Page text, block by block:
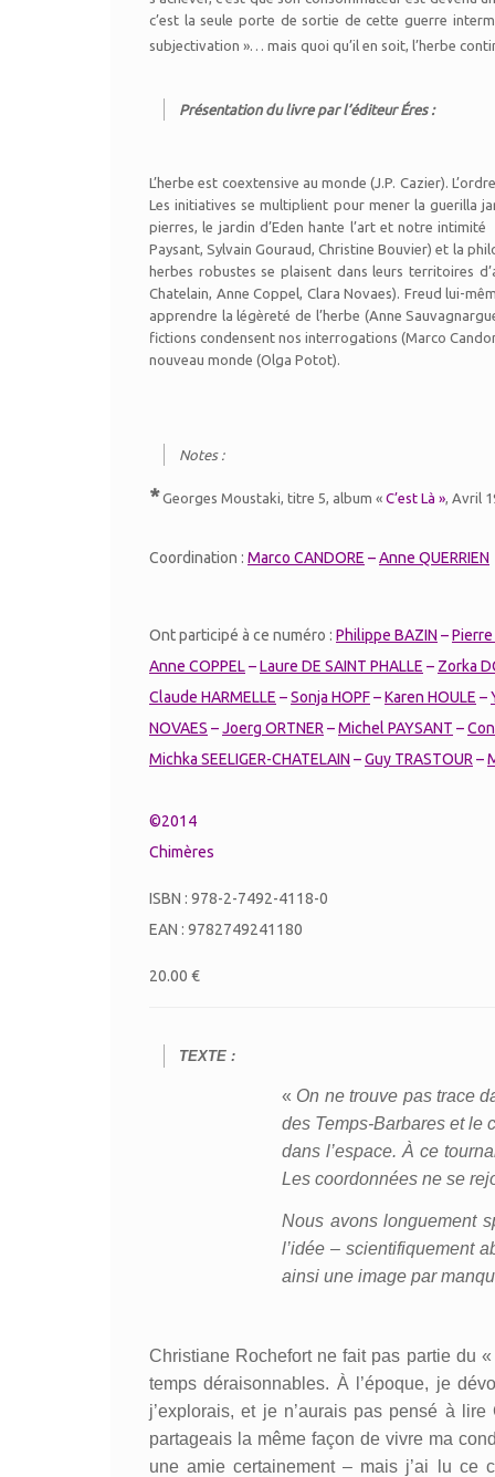
c’est la seule porte de sortie de cette guerre
subjectivation »… mais quoi qu’il en soit, l’herbe
Présentation du livre par l’éditeur Éres :
L’herbe est coextensive au monde (J.P. Cazier).
Les initiatives se multiplient pour mener la guerilla
pierres, le jardin d’Eden hante l’art et notre
Paysant, Sylvain Gouraud, Christine Bouvier) et la
herbes robustes se plaisent dans leurs territoires
Chatelain, Anne Coppel, Clara Novaes). Freud lui-
apprendre la légèreté de l’herbe (Anne
fictions condensent nos interrogations (Marco
nouveau monde (Olga Potot).
Notes :
*Georges Moustaki, titre 5, album « C’est Là », Avril
Coordination : Marco CANDORE –Anne QUERRIEN
Ont participé à ce numéro : Philippe BAZIN –Pierre
Anne COPPEL–Laure DE SAINT PHALLE – Zorka
Claude HARMELLE –Sonja HOPF–Karen HOULE –
NOVAES –Joerg ORTNER –Michel PAYSANT –
Michka SEELIGER-CHATELAIN –Guy TRASTOUR –
©2014
Chimères
ISBN : 978-2-7492-4118-0
EAN : 9782749241180
20.00 €
TEXTE :
« On ne trouve pas trace
des Temps-Barbares et le
dans l’espace. À ce
Les coordonnées ne se
Nous avons longuement
l’idée – scientifiquement
ainsi une image par
Christiane Rochefort ne fait pas partie du
temps déraisonnables. À l’époque, je
j’explorais, et je n’aurais pas pensé à
partageais la même façon de vivre ma
une amie certainement – mais j’ai lu ce